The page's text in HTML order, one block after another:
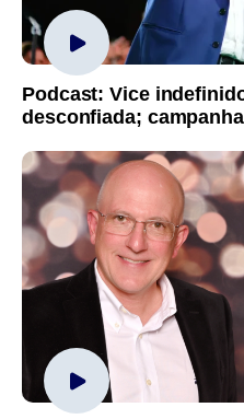
Podcast: Vice
desconfiada;